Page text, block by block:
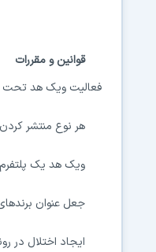
قوانین و مقررات
فعالیت ویک هد تحت
هر نوع منتشر
ویک هد یک
جعل عنوان
ایجاد اختلال در